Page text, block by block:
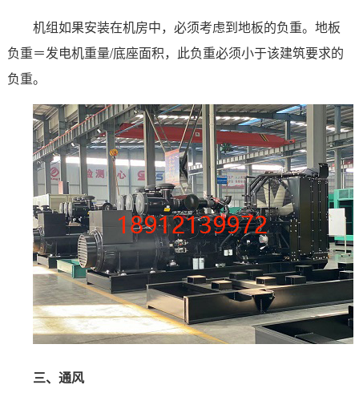
机组如果安装在机房中，必须考虑到地板的负重。地板
负重＝发电机重量/底座面积，此负重必须小于该建筑要求的
负重。
三、通风